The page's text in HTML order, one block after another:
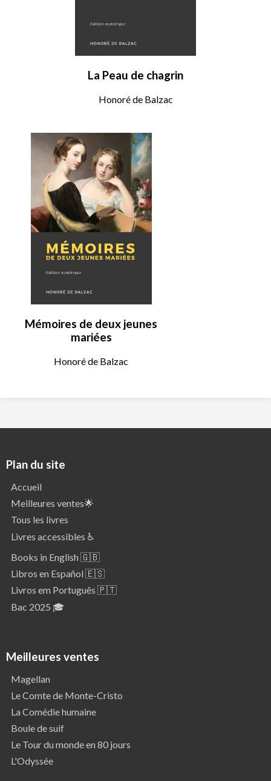
La Peau de chagrin
Honoré de Balzac
Mémoires de deux jeunes
mariées
Honoré de Balzac
Plan du site
Accueil
Meilleures ventes🌟
Tous les livres
Livres accessibles ♿
Books in English 🇬🇧
Libros en Español 🇪🇸
Livros em Português 🇵🇹
Bac 2025 🎓
Meilleures ventes
Magellan
Le Comte de Monte-Cristo
La Comédie humaine
Boule de suif
Le Tour du monde en 80 jours
L'Odyssée